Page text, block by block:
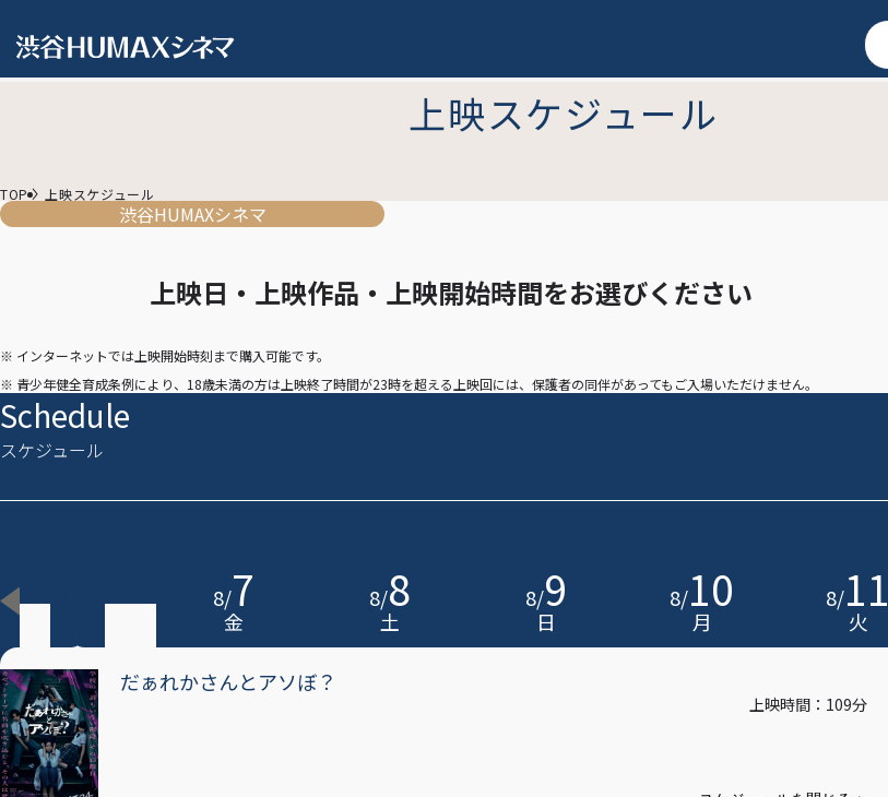
上映スケジュール
TOP 上映スケジュール
渋谷HUMAXシネマ
上映日・上映作品・上映開始時間をお選びください
※ インターネットでは上映開始時刻まで購入可能です。
※ 青少年健全育成条例により、18歳未満の方は上映終了時間が23時を超える上映回には、保護者の同伴があってもご入場いただけません。
Schedule
スケジュール
8/7
金
8/8
土
8/9
日
8/10
月
8/11
火
だぁれかさんとアソぼ？
上映時間：109分